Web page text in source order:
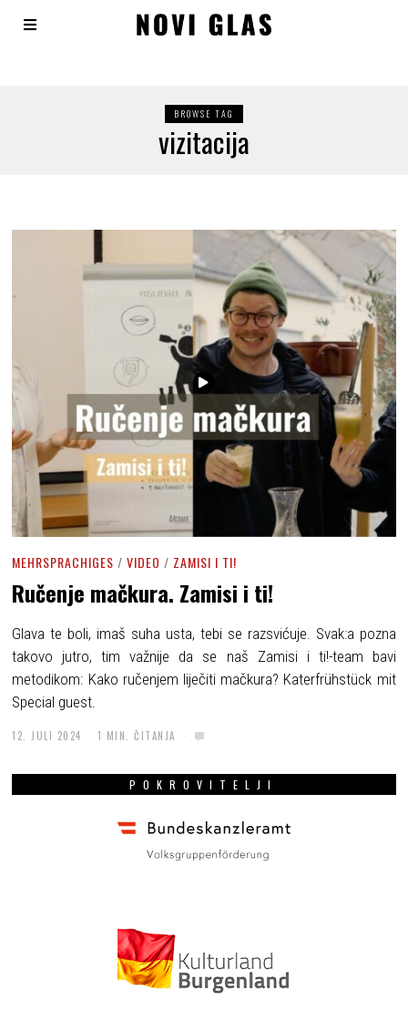
BROWSE TAG
vizitacija
MEHRSPRACHIGES / VIDEO / ZAMISI I TI!
Ručenje mačkura. Zamisi i ti!
Glava te boli, imaš suha usta, tebi se razsvićuje. Svak:a pozna
takovo jutro, tim važnije da se naš Zamisi i ti!-team bavi
metodikom: Kako ručenjem liječiti mačkura? Katerfrühstück mit
Special guest.
12. JULI 2024 1 MIN. ČITANJA
POKROVITELJI